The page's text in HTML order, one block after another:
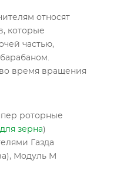
относят
которые
частью,
время вращения
роторные
зерна)
Газда
Модуль М